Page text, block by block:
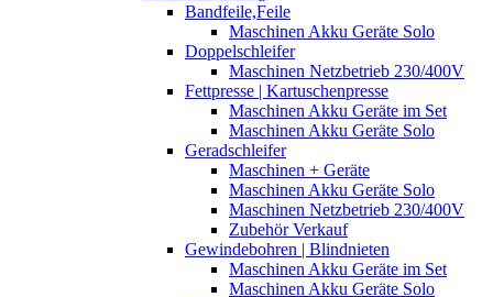
Bandfeile,Feile
Maschinen Akku Geräte Solo
Doppelschleifer
Maschinen Netzbetrieb 230/400V
Fettpresse | Kartuschenpresse
Maschinen Akku Geräte im Set
Maschinen Akku Geräte Solo
Geradschleifer
Maschinen + Geräte
Maschinen Akku Geräte Solo
Maschinen Netzbetrieb 230/400V
Zubehör Verkauf
Gewindebohren | Blindnieten
Maschinen Akku Geräte im Set
Maschinen Akku Geräte Solo